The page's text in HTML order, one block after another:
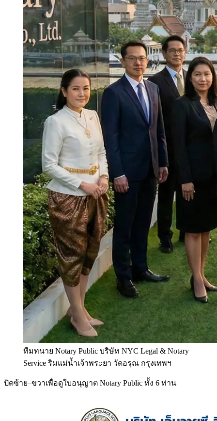
ทีมทนาย Notary Public บริษัท NYC Legal & Notary
Service ริมแม่น้ำเจ้าพระยา วัดอรุณ กรุงเทพฯ
ปัดซ้าย–ขวาเพื่อดูใบอนุญาต Notary Public ทั้ง 6 ท่าน